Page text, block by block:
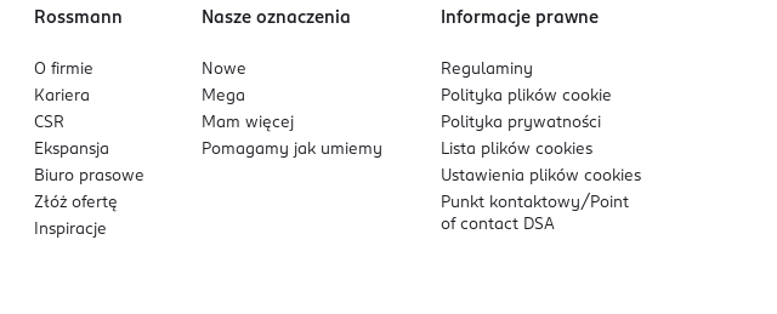
Rossmann
O firmie
Kariera
CSR
Ekspansja
Biuro prasowe
Złóż ofertę
Inspiracje
Nasze oznaczenia
Nowe
Mega
Mam więcej
Pomagamy jak umiemy
Informacje prawne
Regulaminy
Polityka plikówcookie
Polityka prywatności
Lista plikówcookies
Ustawienia plikówcookies
Punkt kontaktowy/ Point
of contact DSA